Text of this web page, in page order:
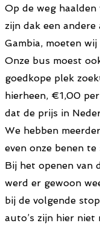
Op de weg
zijn dak een
Gambia, moeten
Onze bus moest
goedkope plek
hierheen, €1,00
dat de prijs in
We hebben
even onze benen te
Bij het openen van
werd er gewoon
bij de volgende
auto’s zijn hier